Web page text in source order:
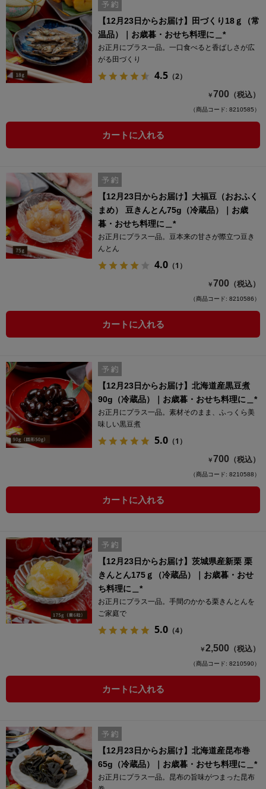
【12月23日からお届け】田づくり18ｇ（常
温品）｜お歳暮・おせち料理に＿*
お正月にプラス一品。一口食べると香ばしさが広
がる田づくり
4.5 （2）
￥700 （税込）
（商品コード: 8210585）
カートに入れる
【12月23日からお届け】大福豆（おおふく
まめ） 豆きんとん75g（冷蔵品）｜お歳
暮・おせち料理に＿*
お正月にプラス一品。豆本来の甘さが際立つ豆き
んとん
4.0 （1）
￥700 （税込）
（商品コード: 8210586）
カートに入れる
【12月23日からお届け】北海道産黒豆煮
90g（冷蔵品）｜お歳暮・おせち料理に＿*
お正月にプラス一品。素材そのまま、ふっくら美
味しい黒豆煮
5.0 （1）
￥700 （税込）
（商品コード: 8210588）
カートに入れる
【12月23日からお届け】茨城県産新栗 栗
きんとん175ｇ（冷蔵品）｜お歳暮・おせ
ち料理に＿*
お正月にプラス一品。手間のかかる栗きんとんを
ご家庭で
5.0 （4）
￥2,500 （税込）
（商品コード: 8210590）
カートに入れる
【12月23日からお届け】北海道産昆布巻
65g（冷蔵品）｜お歳暮・おせち料理に＿*
お正月にプラス一品。昆布の旨味がつまった昆布